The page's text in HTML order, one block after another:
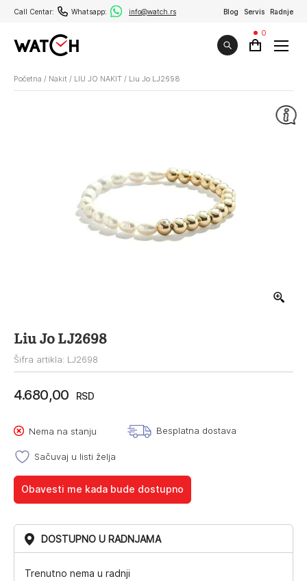
Call Centar: Whatsapp: info@watch.rs Blog Servis Radnje
0
Početna / Nakit / LIU JO NAKIT / Liu Jo LJ2698
Liu Jo LJ2698
Šifra artikla: LJ2698
4.680,00 RSD
Nema na stanju Besplatna dostava
Sačuvaj u listi želja
Obavesti me kada bude dostupno
DOSTUPNO U RADNJAMA
Trenutno nema u radnji